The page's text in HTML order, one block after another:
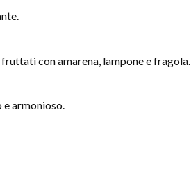
con amarena, lampone e fragola.
e armonioso.